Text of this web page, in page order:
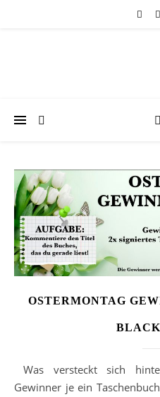
OSTERMONTAG
Was versteckt sich hinter dem Gewinnspiel? Zwei
Gewinner je ein